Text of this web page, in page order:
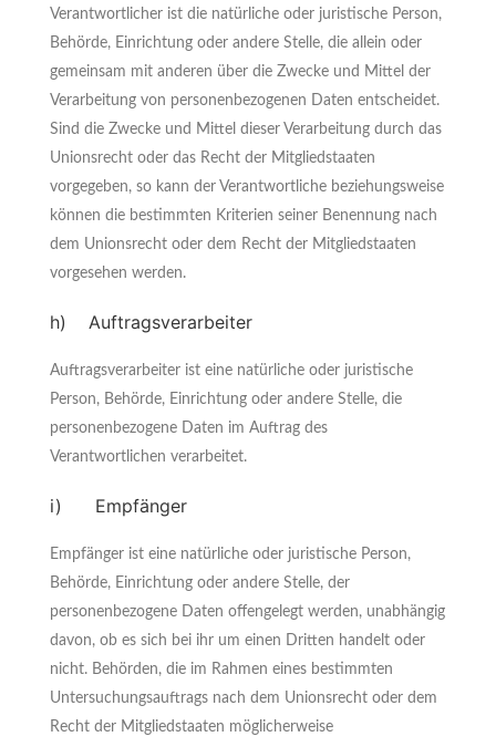
Verantwortlicher ist die natürliche oder juristische Person,
Behörde, Einrichtung oder andere Stelle, die allein oder
gemeinsam mit anderen über die Zwecke und Mittel der
Verarbeitung von personenbezogenen Daten entscheidet.
Sind die Zwecke und Mittel dieser Verarbeitung durch das
Unionsrecht oder das Recht der Mitgliedstaaten
vorgegeben, so kann der Verantwortliche beziehungsweise
können die bestimmten Kriterien seiner Benennung nach
dem Unionsrecht oder dem Recht der Mitgliedstaaten
vorgesehen werden.
h) Auftragsverarbeiter
Auftragsverarbeiter ist eine natürliche oder juristische
Person, Behörde, Einrichtung oder andere Stelle, die
personenbezogene Daten im Auftrag des
Verantwortlichen verarbeitet.
i) Empfänger
Empfänger ist eine natürliche oder juristische Person,
Behörde, Einrichtung oder andere Stelle, der
personenbezogene Daten offengelegt werden, unabhängig
davon, ob es sich bei ihr um einen Dritten handelt oder
nicht. Behörden, die im Rahmen eines bestimmten
Untersuchungsauftrags nach dem Unionsrecht oder dem
Recht der Mitgliedstaaten möglicherweise